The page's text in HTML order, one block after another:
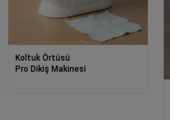
Koltuk Örtüsü
Pro Dikiş Makinesi